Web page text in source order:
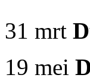
31 mrt
19 mei